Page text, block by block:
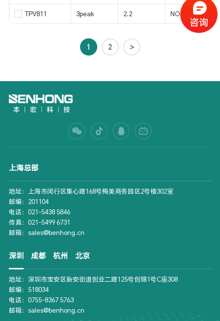
TPV811 3peak 2.2 NO /
1 2 >
上海总部
地址：上海市闵行区集心路168号梅美商务园区2号楼302室
邮编：201104
电话：021-5438 5846
传真：021-5499 6731
邮箱：sales@benhong.cn
深圳 成都 杭州 北京
地址：深圳市宝安区新安街道创业二路125号创锦1号C座308
邮编：518034
电话：0755-8367 5763
邮箱：sales@benhong.cn